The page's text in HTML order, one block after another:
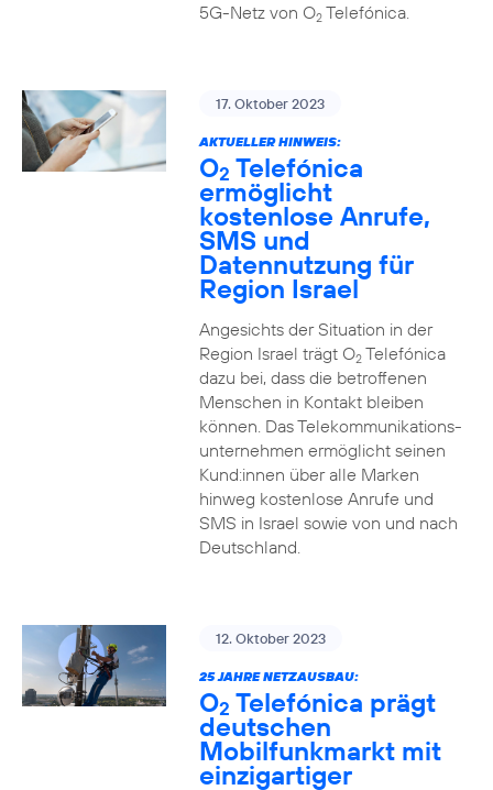
5G-Netz von O2Telefónica.
17. Oktober 2023
AKTUELLER HINWEIS:
O2 Telefónica
ermöglicht
kostenlose Anrufe,
SMS und
Datennutzung für
Region Israel
Angesichts der Situation in der
Region Israel trägt O2Telefónica
dazu bei, dass die betroffenen
Menschen in Kontakt bleiben
können. Das Telekommunikations­
unternehmen ermöglicht seinen
Kund:innen über alle Marken
hinweg kostenlose Anrufe und
SMS in Israel sowie von und nach
Deutschland.
12. Oktober 2023
25 JAHRE NETZAUSBAU:
O2 Telefónica prägt
deutschen
Mobilfunkmarkt mit
einzigartiger